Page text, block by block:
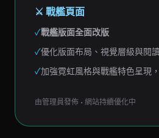
⚔️ 戰艦頁面
✓戰艦版面全面改版
✓優化版面布局、視覺層級與閱
✓加強霓虹風格與戰艦特色呈現
由管理員發佈 • 網站持續優化中